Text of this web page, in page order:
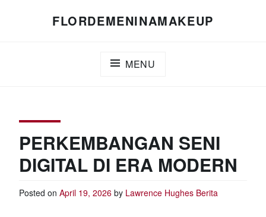
FLORDEMENINAMAKEUP
MENU
PERKEMBANGAN SENI
DIGITAL DI ERA MODERN
Posted on April 19, 2026 by Lawrence Hughes Berita